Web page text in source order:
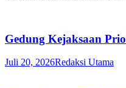
Gedung Kejaksaan
Juli 20, 2026Redaksi Utama